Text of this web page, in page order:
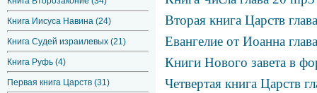
Книга Иисуса Навина (24)
Книга Судей израилевых (21)
Книга Руфь (4)
Первая книга Царств (31)
Вторая книга Царств
Евангелие от Иоанна
Книги Нового завета в
Четвертая книга Царств